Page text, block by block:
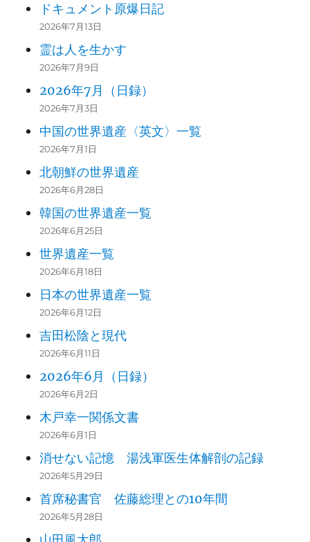
ドキュメント原爆日記
2026年7月13日
霊は人を生かす
2026年7月9日
2026年7月（日録）
2026年7月3日
中国の世界遺産〈英文〉一覧
2026年7月1日
北朝鮮の世界遺産
2026年6月28日
韓国の世界遺産一覧
2026年6月25日
世界遺産一覧
2026年6月18日
日本の世界遺産一覧
2026年6月12日
吉田松陰と現代
2026年6月11日
2026年6月（日録）
2026年6月2日
木戸幸一関係文書
2026年6月1日
消せない記憶 湯浅軍医生体解剖の記録
2026年5月29日
首席秘書官 佐藤総理との10年間
2026年5月28日